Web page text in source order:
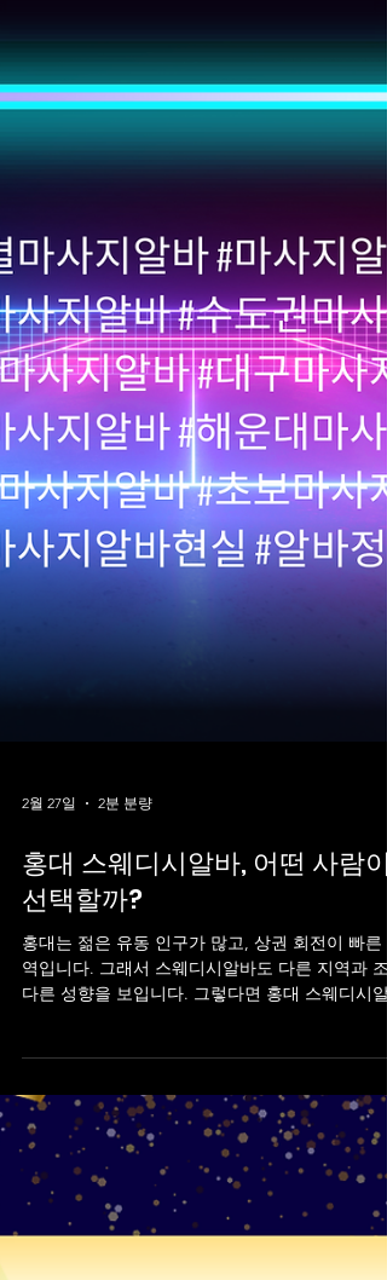
2월 27일 2분 분량
홍대 스웨디시알바, 어떤 사람이
선택할까?
홍대는 젊은 유동 인구가 많고, 상권 회전이 빠른
1️⃣ 대학생·휴학생 홍대는 대학가 상권 특성이 강해
20대 초중반 지원자 비율이 높은 편입니다. 주 2~3
회 단기 근무 시험 기간 스케줄 조정 방학 시즌 집
근무 시간 조율이 비교적 자유로운 구조를 선호하
경우가 많습니다. 홍대 스웨디시알바 홍대 스웨디
알바 2️⃣ 직장인 투잡러 마포구 일대는 회사 밀집